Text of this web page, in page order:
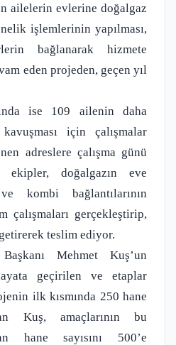
ailelerin evlerine doğalgaz
işlemlerinin yapılması,
bağlanarak hizmete
eden projeden, geçen yıl
ise 109 ailenin daha
için çalışmalar
adreslere çalışma günü
doğalgazın eve
kombi bağlantılarının
çalışmaları gerçekleştirip,
teslim ediyor.
Mehmet Kuş’un
geçirilen ve etaplar
ilk kısmında 250 hane
Kuş, amaçlarının bu
hane sayısını 500’e